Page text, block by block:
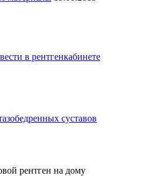
в рентгенкабинете
суставов